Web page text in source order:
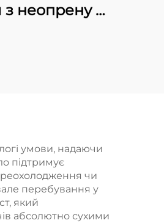
неопрену з
умови, надаючи
підтримує
чи
перебування у
який
абсолютно сухими